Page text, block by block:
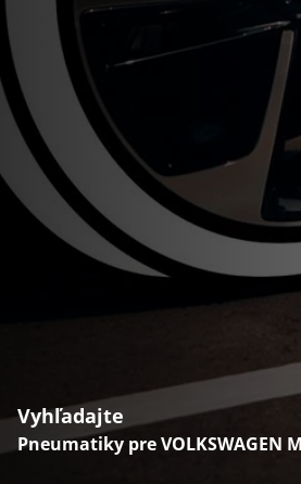
Vyhľadajte
Pneumatiky pre